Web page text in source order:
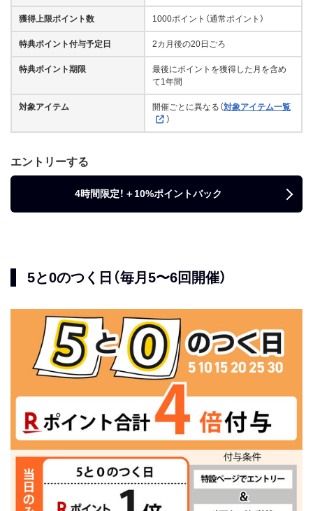
獲得上限ポイント数 1000ポイント（通常ポイント）
特典ポイント付与予定日 2カ月後の20日ごろ
特典ポイント期限
最後にポイントを獲得した月を含め
て1年間
対象アイテム 開催ごとに異なる（対象アイテム一覧
）
エントリーする
4時間限定！＋10%ポイントバック
5と0のつく日（毎月5〜6回開催）